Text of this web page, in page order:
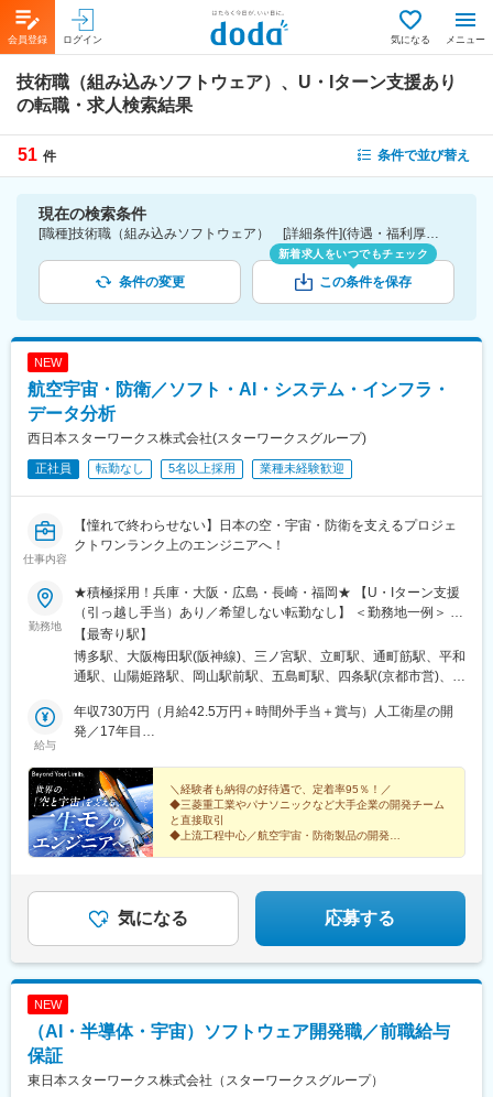
会員登録 ログイン 気になる メニュー
技術職（組み込みソフトウェア）、U・Iターン支援あり
の転職・求人検索結果
51 件 条件で並び替え
現在の検索条件
[職種]技術職（組み込みソフトウェア） [詳細条件](待遇・福利厚生)U・Iターン支援あり
条件の変更
新着求人をいつでもチェック
この条件を保存
NEW
航空宇宙・防衛／ソフト・AI・システム・インフラ・
データ分析
西日本スターワークス株式会社(スターワークスグループ)
正社員 転勤なし 5名以上採用 業種未経験歓迎
仕事内容
【憧れで終わらせない】日本の空・宇宙・防衛を支えるプロジェ
クトワンランク上のエンジニアへ！
勤務地
★積極採用！兵庫・大阪・広島・長崎・福岡★ 【U・Iターン支援
（引っ越し手当）あり／希望しない転勤なし】 ＜勤務地一例＞ ・
三菱重工グループ └兵庫県 高砂市、神戸市 長崎県 長崎市、諫早
市、岡山県 玉野市 ・川崎重工業 └兵庫県 明石市、神戸市 ・新明
和工業 └兵庫県 神戸市東灘区、宝塚市 ・三菱電機グループ └兵庫
グループ └大阪府 門真市、守口市 、大阪市 ・NECグループ └福
岡市中央区、早良区 など ＜関西＞大阪府／兵庫県／京都府／滋賀
県／鳥取県／島根県／山口県／徳島県＜九州＞福岡県／熊本県／
長崎県／鹿児島県／宮崎県／佐賀県／大分県※テクニカルセンタ
ー・サテライトオフィスあり※マイカー通勤可※受動喫煙対策あ
り：喫煙所あり（屋外）
【最寄り駅】
博多駅、大阪梅田駅(阪神線)、三ノ宮駅、立町駅、通町筋駅、平和
通駅、山陽姫路駅、岡山駅前駅、五島町駅、四条駅(京都市営)、福
東駅、熊本城・市役所前駅、小倉駅(福岡県)、姫路駅、岡山駅、大
波止駅、烏丸駅、伊丹駅(福知山線)、櫛田神社前駅、県庁前駅(広
給与
年収730万円（月給42.5万円＋時間外手当＋賞与）人工衛星の開
発／17年目
ム開発／5年目
＼経験者も納得の好待遇で、定着率95％！／
◆三菱重工業やパナソニックなど大手企業の開発チーム
と直接取引
◆上流工程中心／航空宇宙・防衛製品の開発
気になる 応募する
NEW
（AI・半導体・宇宙）ソフトウェア開発職／前職給与
保証
東日本スターワークス株式会社（スターワークスグループ）